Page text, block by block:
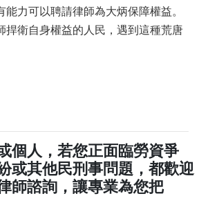
能力可以聘請律師為大炳保障權益。
捍衛自身權益的人民，遇到這種荒唐
個人，若您正面臨勞資爭
或其他民刑事問題，都歡迎
師諮詢，讓專業為您把